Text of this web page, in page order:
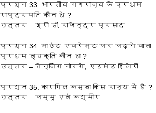
प्रश्‍न 33. भारतीय गणराज्य के प्रथम
राष्ट्रपति कौन थे ?
उत्तर – श्री डॉ. राजेन्द्र प्रसाद
प्रश्‍न 34. माउंट एवरेस्ट पर चढ़ने वाला
प्रथम व्यक्ति कौन था ?
उत्तर – तेन्जिंग नॉरगे, एडमंड हिलेरी
प्रश्‍न 35. कारगिल कस्बा किस राज्य में है ?
उत्तर – जम्मू एवं कश्मीर